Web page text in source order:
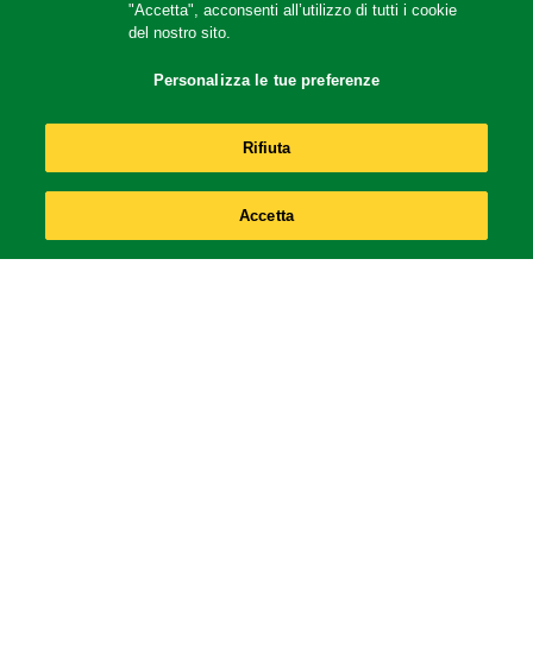
Gran Purè
"Accetta", acconsenti all’utilizzo di tutti i cookie
del nostro sito.
Personalizza le tue preferenze
Rifiuta
Accetta